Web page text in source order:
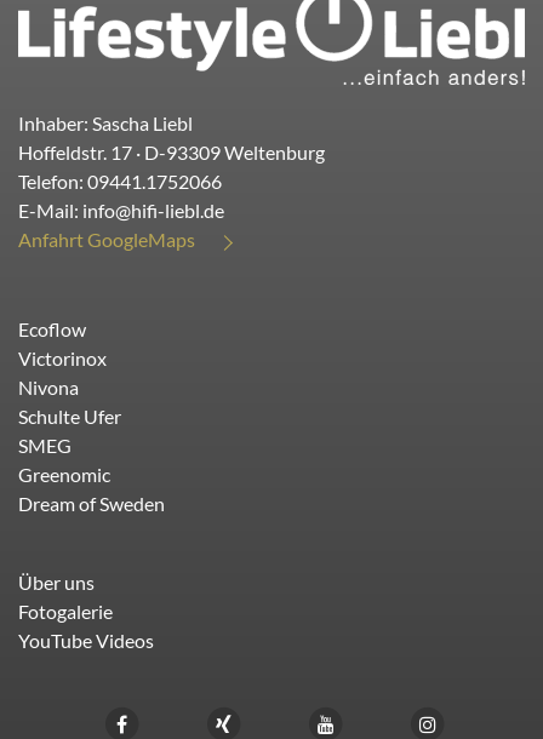
Inhaber: Sascha Liebl
Hoffeldstr. 17 · D-93309Weltenburg
Telefon: 09441.1752066
E-Mail: info@hifi-liebl.de
Anfahrt GoogleMaps
Ecoflow
Victorinox
Nivona
Schulte Ufer
SMEG
Greenomic
Dream of Sweden
Über uns
Fotogalerie
YouTube Videos